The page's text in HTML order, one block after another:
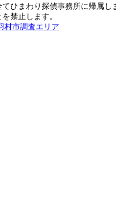
ひまわり探偵事務所に帰属し
禁止します。
村市調査エリア